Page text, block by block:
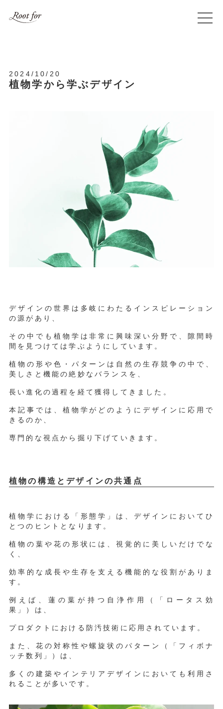
2024/10/20
植物学から学ぶデザイン
デザインの世界は多岐にわたるインスピレーション
の源があり、
その中でも植物学は非常に興味深い分野で、隙間時
間を見つけては学ぶようにしています。
植物の形や色・パターンは自然の生存競争の中で、
美しさと機能の絶妙なバランスを、
長い進化の過程を経て獲得してきました。
本記事では、植物学がどのようにデザインに応用で
きるのか、
専門的な視点から掘り下げていきます。
植物の構造とデザインの共通点
植物学における「形態学」は、デザインにおいてひ
とつのヒントとなります。
植物の葉や花の形状には、視覚的に美しいだけでな
く、
効率的な成長や生存を支える機能的な役割がありま
す。
例えば、蓮の葉が持つ自浄作用（「ロータス効
果」）は、
プロダクトにおける防汚技術に応用されています。
また、花の対称性や螺旋状のパターン（「フィボナ
ッチ数列」）は、
多くの建築やインテリアデザインにおいても利用さ
れることが多いです。